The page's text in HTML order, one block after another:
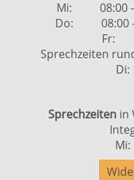
Mi: 08:00 -
Do: 08:00 -
Fr:
Sprechzeiten
Di:
Sprechzeiten in
Mi: